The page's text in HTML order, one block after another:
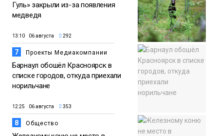
Гуль» закрыли из-за появления
медведя
13:10 06 августа 292
7 Проекты Медиакомпании
Барнаул обошёл Красноярск в
списке городов, откуда приехали
норильчане
12:25 06 августа 353
8 Общество